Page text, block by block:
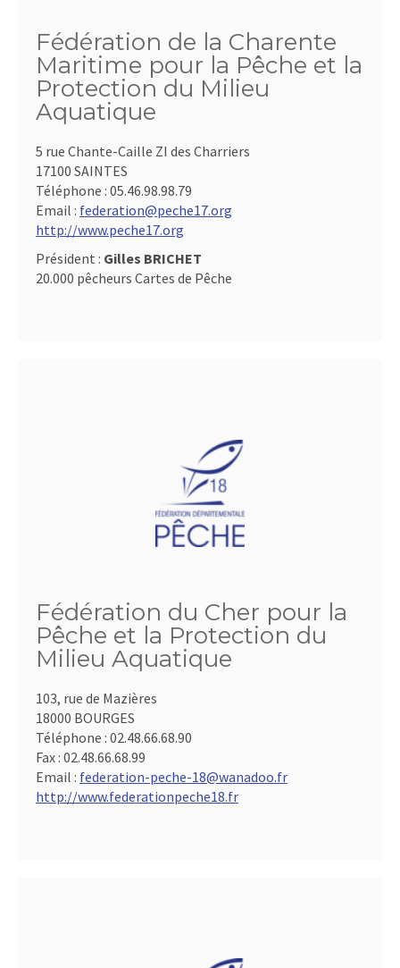
Fédération de la Charente
Maritime pour la Pêche et la
Protection du Milieu
Aquatique
5 rue Chante-Caille ZI des Charriers
17100 SAINTES
Téléphone : 05.46.98.98.79
Email : federation@peche17.org
http://www.peche17.org
Président : Gilles BRICHET
20.000 pêcheurs Cartes de Pêche
Fédération du Cher pour la
Pêche et la Protection du
Milieu Aquatique
103, rue de Mazières
18000 BOURGES
Téléphone : 02.48.66.68.90
Fax : 02.48.66.68.99
Email : federation-peche-18@wanadoo.fr
http://www.federationpeche18.fr